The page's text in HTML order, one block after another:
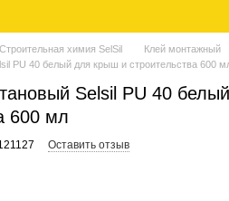
Строительная химия SelSil
Клей монтажный
PU 40 белый для крыш и строительства 600
Selsil PU 40
600 мл
Оставить отзыв